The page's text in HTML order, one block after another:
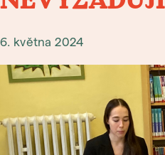
6. května 2024